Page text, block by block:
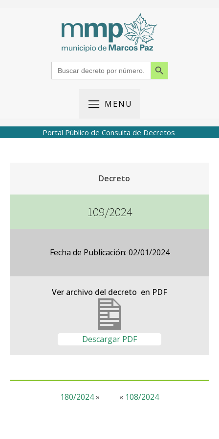
Search
for:
Search Button
MENU
Portal Público de Consulta de Decretos
Decreto
109/2024
Fecha de Publicación: 02/01/2024
Ver archivo del decreto en PDF
Descargar PDF
« 108/2024
180/2024»